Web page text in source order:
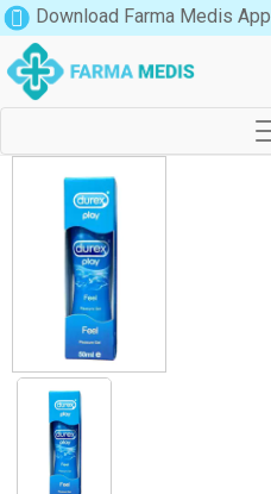
Download Farma Medis App